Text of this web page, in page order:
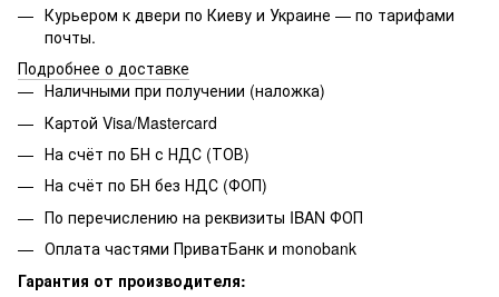
Курьером к двери по Киеву и Украине — по тарифами
почты.
Подробнее о доставке
Наличными при получении (наложка)
Картой Visa/Mastercard
На счёт по БН с НДС (ТОВ)
На счёт по БН без НДС (ФОП)
По перечислению на реквизиты IBAN ФОП
Оплата частями ПриватБанк и monobank
Гарантия от производителя: